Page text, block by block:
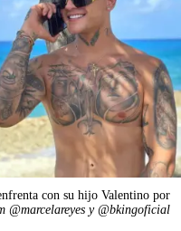
con su hijo Valentino por
@marcelareyes y @bkingoficial